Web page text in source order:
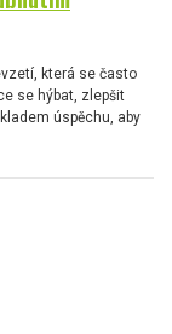
která se často
se hýbat, zlepšit
úspěchu, aby